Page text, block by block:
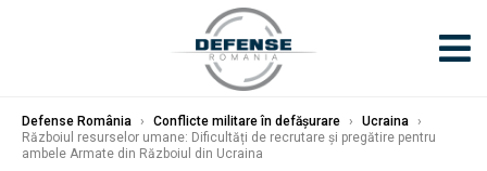
Defense România › Conflicte militare în defășurare › Ucraina ›
Războiul resurselor umane: Dificultăți de recrutare și pregătire pentru
ambele Armate din Războiul din Ucraina